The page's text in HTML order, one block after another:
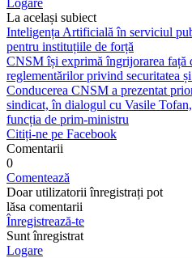
La același subiect
Inteligența Artificială în serviciul
pentru instituțiile de forță
CNSM își exprimă îngrijorarea față
reglementărilor privind securitatea
Conducerea CNSM a prezentat
sindicat, în dialogul cu Vasile
funcția de prim-ministru
Citiți-ne pe Facebook
Comentarii
0
Comentează
Doar utilizatorii înregistrați pot
lăsa comentarii
Înregistrează-te
Sunt înregistrat
Logare